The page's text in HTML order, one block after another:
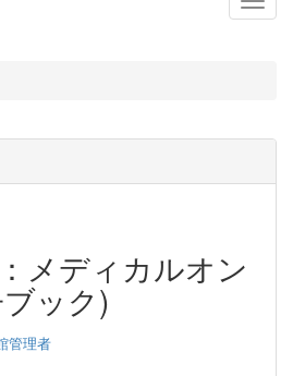
メディカルオン
ック)
管理者